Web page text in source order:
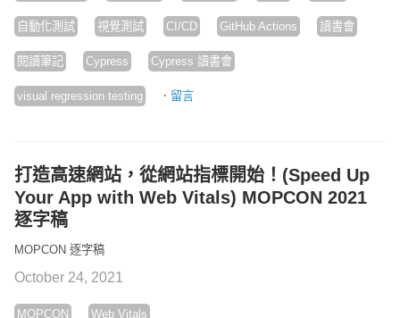
自動化測試 視覺測試 CI/CD GitHub Actions 讀書會
閱讀筆記 Cypress Cypress 讀書會
visual regression testing · 留言
打造高速網站，從網站指標開始！(Speed Up
Your App with Web Vitals) MOPCON 2021
逐字稿
MOPCON 逐字稿
October 24, 2021
MOPCON Web Vitals